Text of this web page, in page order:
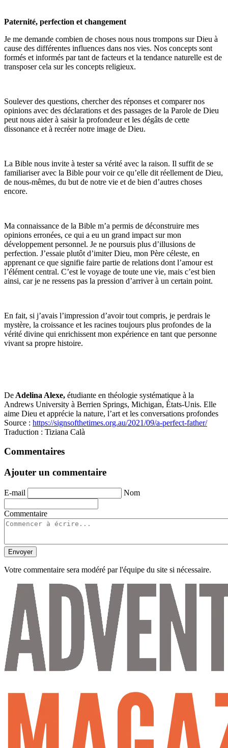
Paternité, perfection et changement
Je me demande combien de choses nous nous trompons sur Dieu à
cause des différentes influences dans nos vies. Nos concepts sont
formés et informés par tant de facteurs et la tendance naturelle est de
transposer cela sur les concepts religieux.
Soulever des questions, chercher des réponses et comparer nos
opinions avec des déclarations et des passages de la Parole de Dieu
peut nous aider à saisir la profondeur et les dégâts de cette
dissonance et à recréer notre image de Dieu.
La Bible nous invite à tester sa vérité avec la raison. Il suffit de se
familiariser avec la Bible pour voir ce qu’elle dit réellement de Dieu,
de nous-mêmes, du but de notre vie et de bien d’autres choses
encore.
Ma connaissance de la Bible m’a permis de déconstruire mes
opinions erronées, ce qui a eu un grand impact sur mon
développement personnel. Je ne poursuis plus d’illusions de
perfection. J’essaie plutôt d’imiter Dieu, mon Père céleste, en
apprenant ce que signifie faire partie de relations dont l’amour est
l’élément central. C’est le voyage de toute une vie, mais c’est bien
ainsi, car je ne ressens pas la pression d’arriver à un certain point.
En fait, si j’avais l’impression d’avoir tout compris, je perdrais le
mystère, la croissance et les racines toujours plus profondes de la
vérité divine qui enrichissent mon expérience en tant que personne
vivant sa propre histoire.
De Adelina Alexe, étudiante en théologie systématique à la
Andrews University à Berrien Springs, Michigan, États-Unis. Elle
aime Dieu et apprécie la nature, l’art et les conversations profondes
Source : https://signsofthetimes.org.au/2021/09/a-perfect-father/
Traduction : Tiziana Calà
Commentaires
Ajouter un commentaire
E-mail Nom
Commentaire
Envoyer
Votre commentaire sera modéré par l'équipe du site si nécessaire.